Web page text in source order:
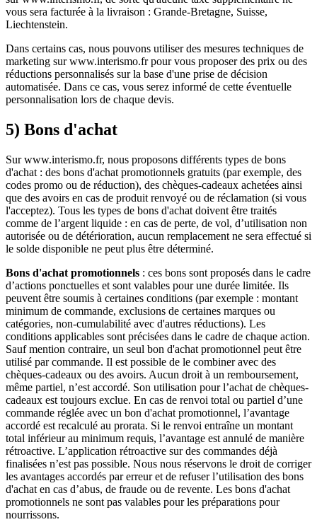
vous sera facturée à la livraison : Grande-Bretagne, Suisse,
Liechtenstein.
Dans certains cas, nous pouvons utiliser des mesures techniques de
marketing sur www.interismo.fr pour vous proposer des prix ou des
réductions personnalisés sur la base d'une prise de décision
automatisée. Dans ce cas, vous serez informé de cette éventuelle
personnalisation lors de chaque devis.
5) Bons d'achat
Sur www.interismo.fr, nous proposons différents types de bons
d'achat : des bons d'achat promotionnels gratuits (par exemple, des
codes promo ou de réduction), des chèques-cadeaux achetées ainsi
que des avoirs en cas de produit renvoyé ou de réclamation (si vous
l'acceptez). Tous les types de bons d'achat doivent être traités
comme de l’argent liquide : en cas de perte, de vol, d’utilisation non
autorisée ou de détérioration, aucun remplacement ne sera effectué si
le solde disponible ne peut plus être déterminé.
Bons d'achat promotionnels : ces bons sont proposés dans le cadre
d’actions ponctuelles et sont valables pour une durée limitée. Ils
peuvent être soumis à certaines conditions (par exemple : montant
minimum de commande, exclusions de certaines marques ou
catégories, non-cumulabilité avec d'autres réductions). Les
conditions applicables sont précisées dans le cadre de chaque action.
Sauf mention contraire, un seul bon d'achat promotionnel peut être
utilisé par commande. Il est possible de le combiner avec des
chèques-cadeaux ou des avoirs. Aucun droit à un remboursement,
même partiel, n’est accordé. Son utilisation pour l’achat de chèques-
cadeaux est toujours exclue. En cas de renvoi total ou partiel d’une
commande réglée avec un bon d'achat promotionnel, l’avantage
accordé est recalculé au prorata. Si le renvoi entraîne un montant
total inférieur au minimum requis, l’avantage est annulé de manière
rétroactive. L’application rétroactive sur des commandes déjà
finalisées n’est pas possible. Nous nous réservons le droit de corriger
les avantages accordés par erreur et de refuser l’utilisation des bons
d'achat en cas d’abus, de fraude ou de revente. Les bons d'achat
promotionnels ne sont pas valables pour les préparations pour
nourrissons.